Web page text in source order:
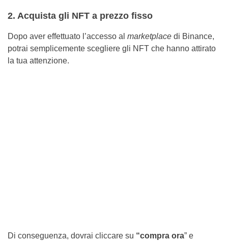
2. Acquista gli NFT a prezzo fisso
Dopo aver effettuato l’accesso al marketplace di Binance,
potrai semplicemente scegliere gli NFT che hanno attirato
la tua attenzione.
Di conseguenza, dovrai cliccare su “compra ora” e